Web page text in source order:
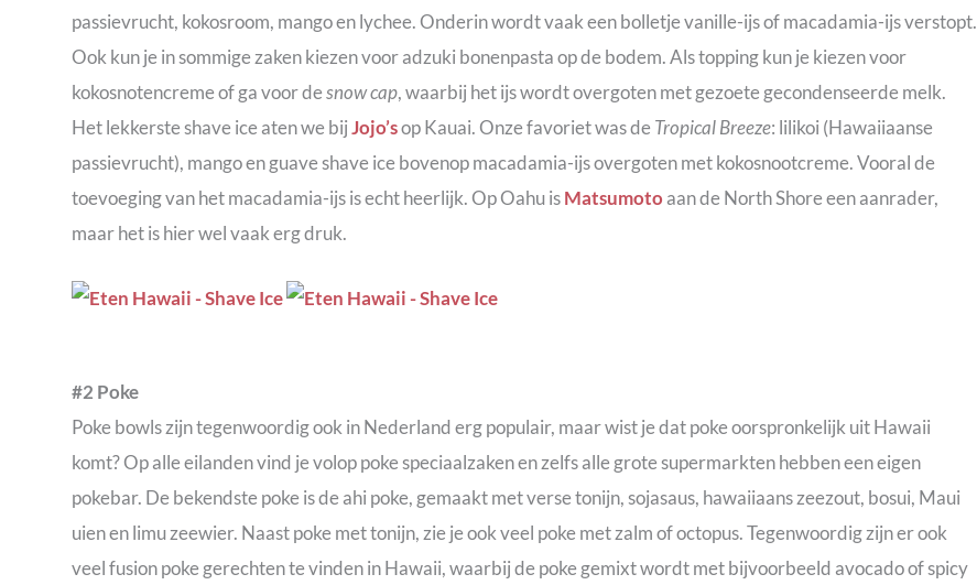
passievrucht, kokosroom, mango en lychee. Onderin wordt vaak een bolletje vanille-ijs of macadamia-ijs verstopt.
Ook kun je in sommige zaken kiezen voor adzuki bonenpasta op de bodem. Als topping kun je kiezen voor
kokosnotencreme of ga voor desnow cap, waarbij het ijs wordt overgoten met gezoete gecondenseerde melk.
Het lekkerste shave ice aten we bijJojo’sop Kauai. Onze favoriet was deTropical Breeze: lilikoi (Hawaiiaanse
passievrucht), mango en guave shave ice bovenop macadamia-ijs overgoten met kokosnootcreme. Vooral de
toevoeging van het macadamia-ijs is echt heerlijk. Op Oahu isMatsumoto aan de North Shore een aanrader,
maar het is hier wel vaak erg druk.
#2 Poke
Poke bowls zijn tegenwoordig ook in Nederland erg populair, maar wist je dat poke oorspronkelijk uit Hawaii
komt? Op alle eilanden vind je volop poke speciaalzaken en zelfs alle grote supermarkten hebben een eigen
pokebar. De bekendste poke is de ahi poke, gemaakt met verse tonijn, sojasaus, hawaiiaans zeezout, bosui, Maui
uien en limu zeewier. Naast poke met tonijn, zie je ook veel poke met zalm of octopus. Tegenwoordig zijn er ook
veel fusion poke gerechten te vinden in Hawaii, waarbij de poke gemixt wordt met bijvoorbeeld avocado of spicy